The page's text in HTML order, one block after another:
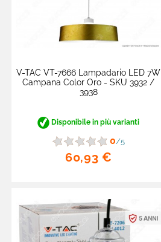
V-TAC VT-7666 Lampadario LED 7W
Campana Color Oro - SKU 3932 /
3938
Disponibile in più varianti
0/5
60,93 €